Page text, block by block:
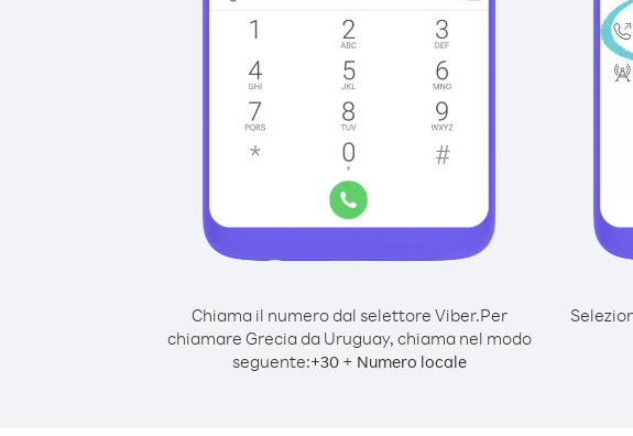
Chiama il numero dal selettore Viber.Per
chiamare Grecia da Uruguay, chiama nel modo
seguente:+30+ Numero locale